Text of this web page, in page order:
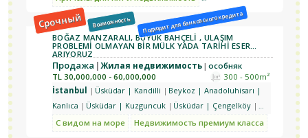
Kuleli
Срочный Возможность Подходит для банковского кредита
BOĞAZ MANZARALI, BÜYÜK BAHÇELİ , ULAŞIM
PROBLEMİ OLMAYAN BİR MÜLK YADA TARİHİ ESER
ARIYORUZ
Продажа Жилая недвижимость
особняк
TL 30,000,000 - 60,000,000
300 - 500m²
İstanbul
Üsküdar | Kandilli
Beykoz | Anadoluhisarı |
Kanlıca
Üsküdar | Kuzguncuk
Üsküdar | Çengelköy
Üsküdar | Beylerbeyi
Üsküdar | Bahçelievler |
С видом на море Недвижимость премиум класса